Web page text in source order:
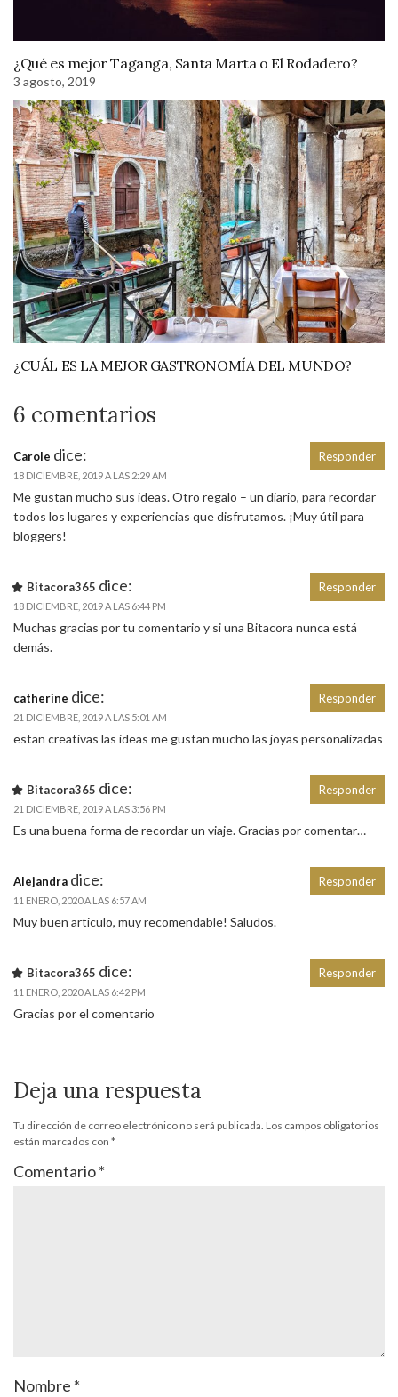
¿Qué es mejor Taganga, Santa Marta o El Rodadero?
3 agosto, 2019
¿CUÁL ES LA MEJOR GASTRONOMÍA DEL MUNDO?
6 comentarios
Carole dice:
18 DICIEMBRE, 2019 A LAS 2:29 AM
Me gustan mucho sus ideas. Otro regalo – un diario, para recordar
todos los lugares y experiencias que disfrutamos. ¡Muy útil para
bloggers!
Responder
Bitacora365 dice:
18 DICIEMBRE, 2019 A LAS 6:44 PM
Muchas gracias por tu comentario y si una Bitacora nunca está
demás.
Responder
catherine dice:
21 DICIEMBRE, 2019 A LAS 5:01 AM
estan creativas las ideas me gustan mucho las joyas personalizadas
Responder
Bitacora365 dice:
21 DICIEMBRE, 2019 A LAS 3:56 PM
Es una buena forma de recordar un viaje. Gracias por comentar…
Responder
Alejandra dice:
11 ENERO, 2020 A LAS 6:57 AM
Muy buen articulo, muy recomendable! Saludos.
Responder
Bitacora365 dice:
11 ENERO, 2020 A LAS 6:42 PM
Gracias por el comentario
Responder
Deja una respuesta
Tu dirección de correo electrónico no será publicada. Los campos obligatorios
están marcados con *
Comentario*
Nombre *